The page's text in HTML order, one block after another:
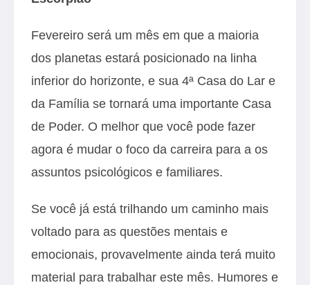
Fevereiro será um mês em que a maioria
dos planetas estará posicionado na linha
inferior do horizonte, e sua 4ª Casa do Lar e
da Família se tornará uma importante Casa
de Poder. O melhor que você pode fazer
agora é mudar o foco da carreira para a os
assuntos psicológicos e familiares.
Se você já está trilhando um caminho mais
voltado para as questões mentais e
emocionais, provavelmente ainda terá muito
material para trabalhar este mês. Humores e